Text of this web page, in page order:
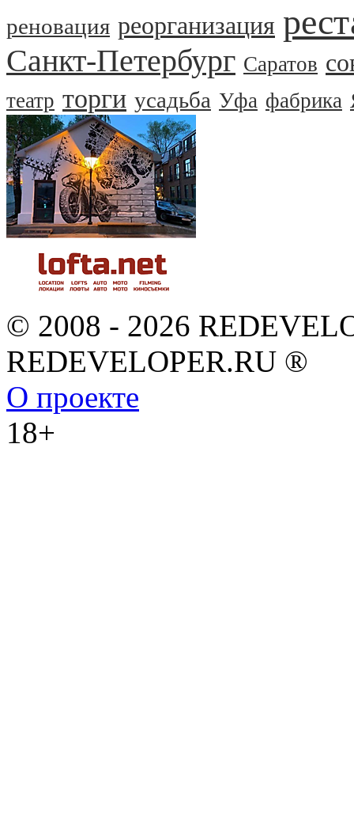
реновация реорганизация
Санкт-Петербург Саратов
театр торги усадьба Уфа фабрика
© 2008 - 2026
REDEVELOPER.RU ®
О проекте
18+